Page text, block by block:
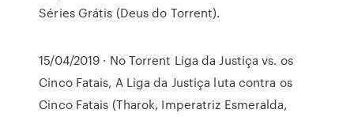
Séries Grátis (Deus do Torrent).
15/04/2019 · No Torrent Liga da Justiça vs. os
Cinco Fatais, A Liga da Justiça luta contra os
Cinco Fatais (Tharok, Imperatriz Esmeralda,